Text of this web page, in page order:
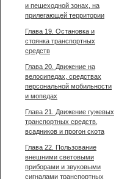
и пешеходной зонах, на
прилегающей территории
Глава 19. Остановка и
стоянка транспортных
средств
Глава 20. Движение на
велосипедах, средствах
персональной мобильности
и мопедах
Глава 21. Движение гужевых
транспортных средств,
всадников и прогон скота
Глава 22. Пользование
внешними световыми
приборами и звуковыми
сигналами транспортных